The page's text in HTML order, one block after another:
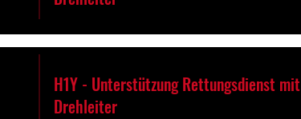
H1Y - Unterstützung Rettungsdienst mit
Drehleiter